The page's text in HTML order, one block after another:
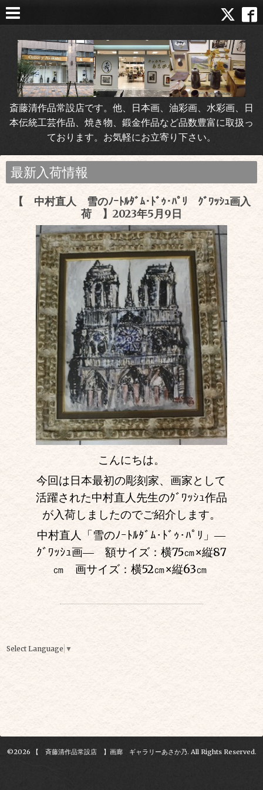
斎藤清作品常設店です。他、日本画、油彩画、水彩画、日
本伝統工芸作品、焼き物、鍛金作品など品数豊富に取扱っ
ております。お気軽にお立寄り下さい。
最新入荷情報
【 中村直人 雪のﾉｰﾄﾙﾀﾞﾑ･ﾄﾞｩ･ﾊﾟﾘ ｸﾞﾜｯｼｭ画入
荷 】2023年5月9日
こんにちは。
今回は日本最初の彫刻家、画家として
活躍された中村直人先生のｸﾞﾜｯｼｭ作品
が入荷しましたのでご紹介します。
中村直人「雪のﾉｰﾄﾙﾀﾞﾑ･ﾄﾞｩ･ﾊﾟﾘ」―
ｸﾞﾜｯｼｭ画― 額サイズ：横75㎝×縦87
㎝ 画サイズ：横52㎝×縦63㎝
Select Language ▼
©2026 【 斉藤清作品常設店 】画廊 ギャラリーあさか乃. All Rights Reserved.